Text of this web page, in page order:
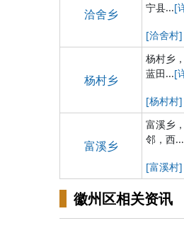
洽舍乡
宁县...[
[洽舍村]
杨村乡
杨村乡
蓝田...[
[杨村村]
富溪乡
富溪乡
邻，西...
[富溪村]
徽州区相关资讯